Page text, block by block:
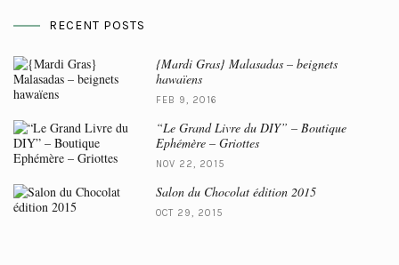
RECENT POSTS
{Mardi Gras} Malasadas – beignets
hawaïens
FEB 9, 2016
“Le Grand Livre du DIY” – Boutique
Ephémère – Griottes
NOV 22, 2015
Salon du Chocolat édition 2015
OCT 29, 2015